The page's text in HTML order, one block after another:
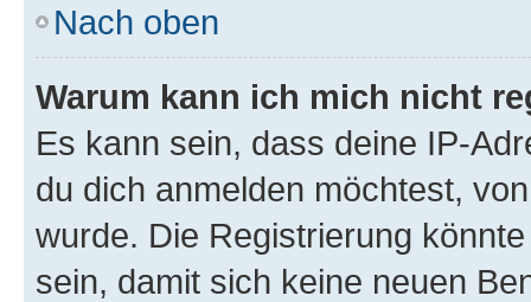
Nach oben
Warum kann ich mich nicht
Es kann sein, dass deine IP-
du dich anmelden möchtest,
wurde. Die Registrierung
sein, damit sich keine neuen